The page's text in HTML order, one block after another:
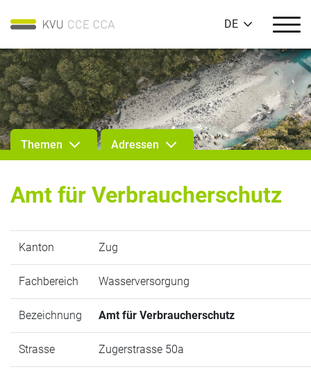
DE
Themen Adressen
Amt für Verbraucherschutz
Kanton Zug
Fachbereich Wasserversorgung
Bezeichnung Amt für Verbraucherschutz
Strasse Zugerstrasse 50a